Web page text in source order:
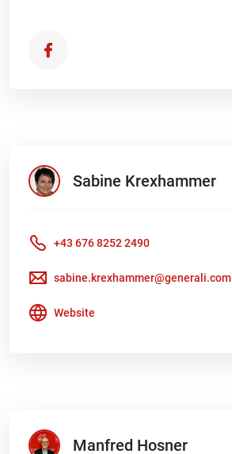
Sabine Krexhammer
+43 676 8252 2490
sabine.krexhammer@generali.com
Website
Manfred Hosner